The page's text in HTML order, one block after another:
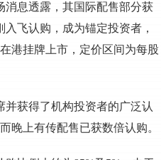
消息透露，其国际配售部分获
飞认购，成为锚定投资者，
港挂牌上市，定价区间为每股
获得了机构投资者的广泛认
晚上有传配售已获数倍认购。